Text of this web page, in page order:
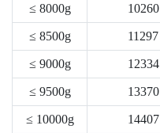
≤ 8000g 10260
≤ 8500g 11297
≤ 9000g 12334
≤ 9500g 13370
≤ 10000g 14407